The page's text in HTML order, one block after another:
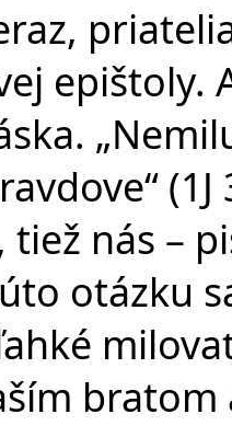
epištoly.
nás –
otázku
bratom